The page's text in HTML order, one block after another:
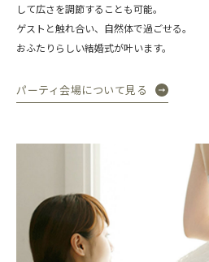
して広さを調節することも可能。
ゲストと触れ合い、自然体で過ごせる。
おふたりらしい結婚式が叶います。
パーティ会場について見る